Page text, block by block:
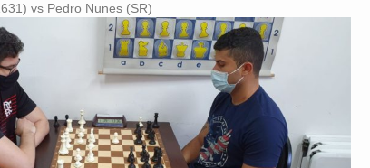
vs Pedro Nunes (SR)